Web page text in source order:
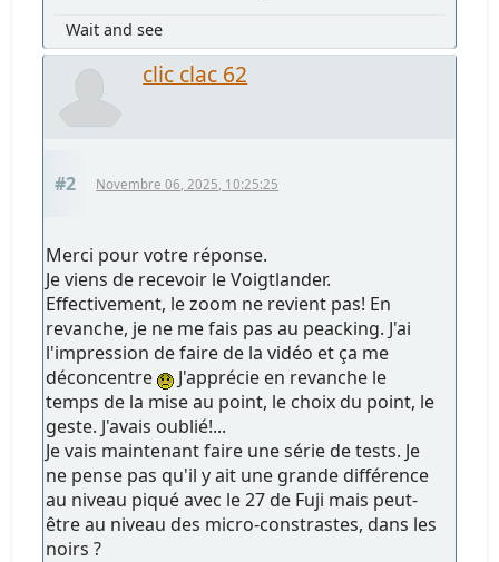
Wait and see
clic clac 62
#2 Novembre 06, 2025, 10:25:25
Merci pour votre réponse.
Je viens de recevoir le Voigtlander.
Effectivement, le zoom ne revient pas! En
revanche, je ne me fais pas au peacking. J'ai
l'impression de faire de la vidéo et ça me
déconcentre
J'apprécie en revanche le
temps de la mise au point, le choix du point, le
geste. J'avais oublié!...
Je vais maintenant faire une série de tests. Je
ne pense pas qu'il y ait une grande différence
au niveau piqué avec le 27 de Fuji mais peut-
être au niveau des micro-constrastes, dans les
noirs ?